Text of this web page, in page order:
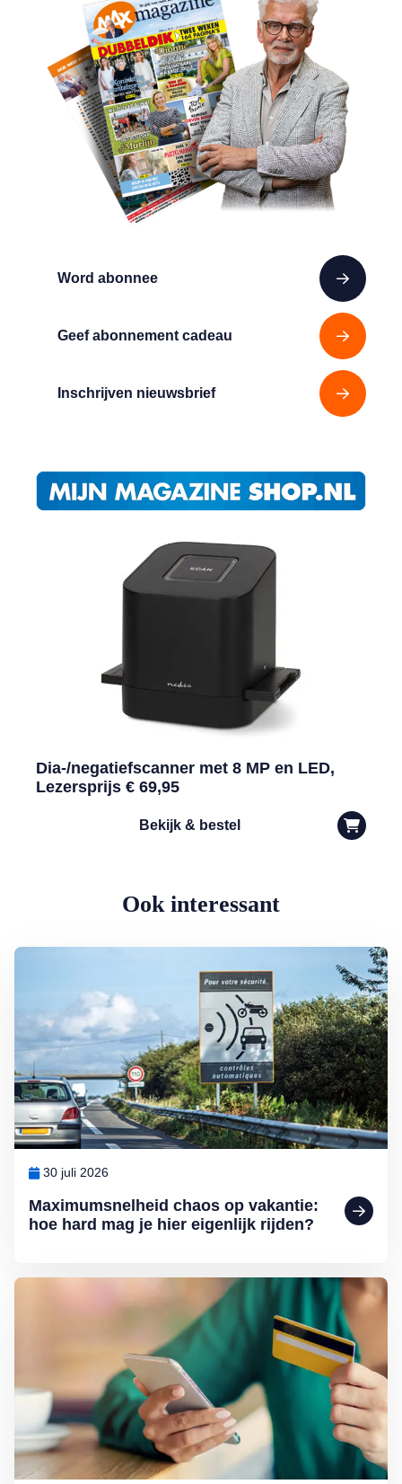
Word abonnee
Geef abonnement cadeau
Inschrijven nieuwsbrief
Dia-/negatiefscanner met 8 MP en LED,
Lezersprijs € 69,95
Bekijk & bestel
Ook interessant
Maximumsnelheid chaos op vakantie:
hoe hard mag je hier eigenlijk rijden?
30 juli 2026
Lees meer over Maximumsnelheid chaos op vakantie: hoe hard
Lees meer over Help, de bank-app werkt niet meer